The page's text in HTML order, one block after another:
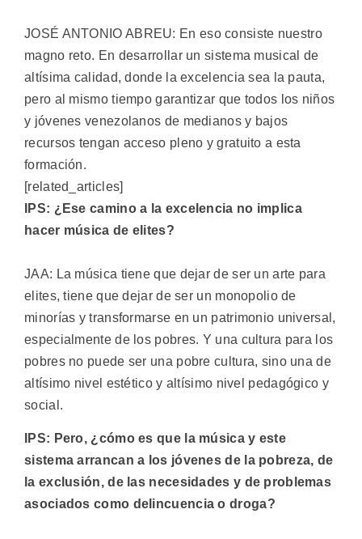
JOSÉ ANTONIO ABREU: En eso consiste nuestro
magno reto. En desarrollar un sistema musical de
altísima calidad, donde la excelencia sea la pauta,
pero al mismo tiempo garantizar que todos los niños
y jóvenes venezolanos de medianos y bajos
recursos tengan acceso pleno y gratuito a esta
formación.
[related_articles]
IPS: ¿Ese camino a la excelencia no implica
hacer música de elites?
JAA: La música tiene que dejar de ser un arte para
elites, tiene que dejar de ser un monopolio de
minorías y transformarse en un patrimonio universal,
especialmente de los pobres. Y una cultura para los
pobres no puede ser una pobre cultura, sino una de
altísimo nivel estético y altísimo nivel pedagógico y
social.
IPS: Pero, ¿cómo es que la música y este
sistema arrancan a los jóvenes de la pobreza, de
la exclusión, de las necesidades y de problemas
asociados como delincuencia o droga?